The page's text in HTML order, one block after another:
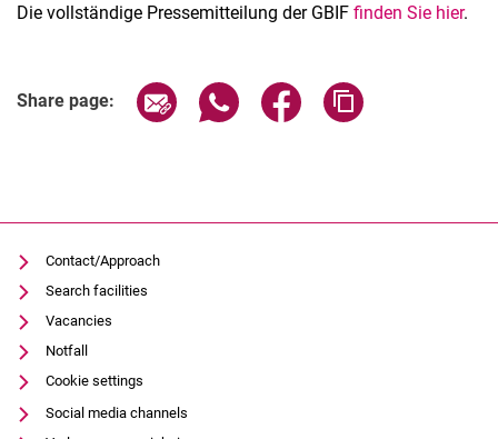
Die vollständige Pressemitteilung der GBIF finden Sie hier.
Share page: Share page via email
Share page via WhatsApp
Share page via
Contact/Approach
Search facilities
Vacancies
Notfall
Cookie settings
Social media channels